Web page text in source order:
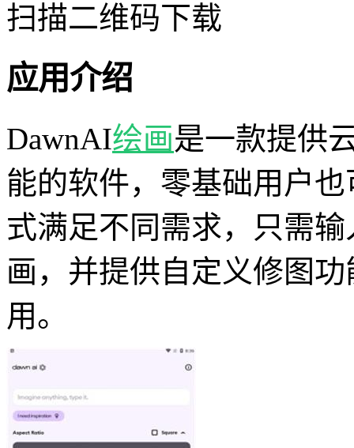
扫描二维码下载
应用介绍
DawnAI绘画是一款提供
能的软件，零基础用户
式满足不同需求，只需
画，并提供自定义修图
用。